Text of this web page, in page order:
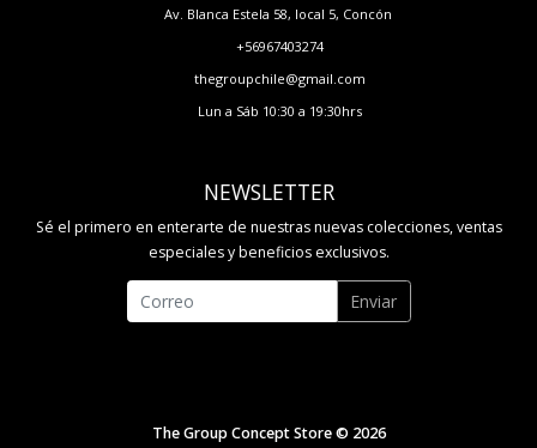
Av. Blanca Estela 58, local 5, Concón
+56967403274
thegroupchile@gmail.com
Lun a Sáb 10:30 a 19:30hrs
NEWSLETTER
Sé el primero en enterarte de nuestras nuevas colecciones, ventas
especiales y beneficios exclusivos.
Enviar
The Group Concept Store © 2026